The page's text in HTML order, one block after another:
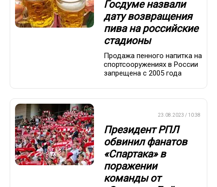
Госдуме назвали
дату возвращения
пива на российские
стадионы
Продажа пенного напитка на
спортсооружениях в России
запрещена с 2005 года
23.08.2023 / 10:38
Президент РПЛ
обвинил фанатов
«Спартака» в
поражении
команды от